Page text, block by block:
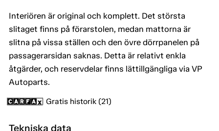
Interiören är original och komplett. Det största
slitaget finns på förarstolen, medan mattorna är
slitna på vissa ställen och den övre dörrpanelen på
passagerarsidan saknas. Detta är relativt enkla
åtgärder, och reservdelar finns lättillgängliga via VP
Autoparts.
Gratis historik (21)
Tekniska data